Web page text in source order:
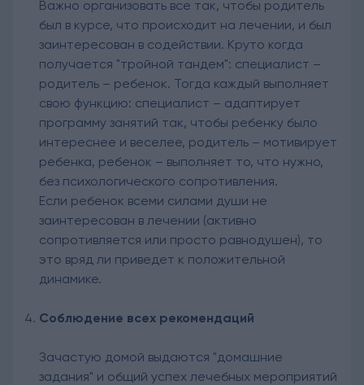
Важно организовать все так, чтобы родитель
был в курсе, что происходит на лечении, и был
заинтересован в содействии. Круто когда
получается "тройной тандем": специалист –
родитель – ребенок. Тогда каждый выполняет
свою функцию: специалист – адаптирует
программу занятий так, чтобы ребенку было
интереснее и веселее, родитель – мотивирует
ребенка, ребенок – выполняет то, что нужно,
без психологического сопротивления.
Если ребенок всеми силами души не
заинтересован в лечении (активно
сопротивляется или просто равнодушен), то
это вряд ли приведет к положительной
динамике.
Соблюдение всех рекомендаций
Зачастую домой выдаются "домашние
задания" и общий успех лечебных мероприятий